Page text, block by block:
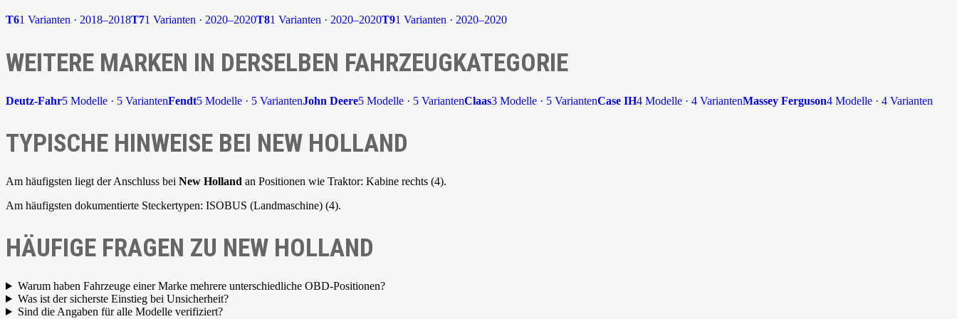
T61 Varianten · 2018–2018T71 Varianten · 2020–2020T81 Varianten · 2020–2020T91 Varianten · 2020–2020
WEITERE MARKEN IN DERSELBEN FAHRZEUGKATEGORIE
Deutz-Fahr5 Modelle · 5 VariantenFendt5 Modelle · 5 VariantenJohn Deere5 Modelle · 5 VariantenClaas3 Modelle · 5 VariantenCase IH4 Modelle · 4 VariantenMassey Ferguson4 Modelle · 4 Varianten
TYPISCHE HINWEISE BEI NEW HOLLAND
Am häufigsten liegt der Anschluss bei New Holland an Positionen wie Traktor: Kabine rechts (4).
Am häufigsten dokumentierte Steckertypen: ISOBUS (Landmaschine) (4).
HÄUFIGE FRAGEN ZU NEW HOLLAND
Warum haben Fahrzeuge einer Marke mehrere unterschiedliche OBD-Positionen?
Was ist der sicherste Einstieg bei Unsicherheit?
Sind die Angaben für alle Modelle verifiziert?